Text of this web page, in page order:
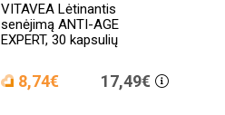
VITAVEA Lėtinantis
senėjimą ANTI-AGE
EXPERT, 30 kapsulių
8,74€ 17,49€